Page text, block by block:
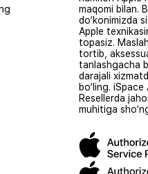
maqomi bilan.
do‘konimizda
Apple
topasiz.
tortib,
tanlashgacha
darajali
bo‘ling. iSpace
Resellerda
muhitiga